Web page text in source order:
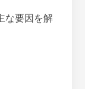
な要因を解